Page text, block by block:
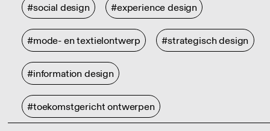
#social design #experience design
#mode- en textielontwerp #strategisch design
#information design
#toekomstgericht ontwerpen